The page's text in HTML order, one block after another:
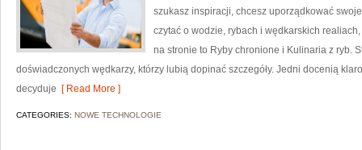
szukasz inspiracji, chcesz uporządkować
czytać o wodzie, rybach i wędkarskich
na stronie to Ryby chronione i Kulinaria z ryb.
doświadczonych wędkarzy, którzy lubią dopinać szczegóły. Jedni docenią
decyduje [ Read More ]
CATEGORIES: NOWE TECHNOLOGIE